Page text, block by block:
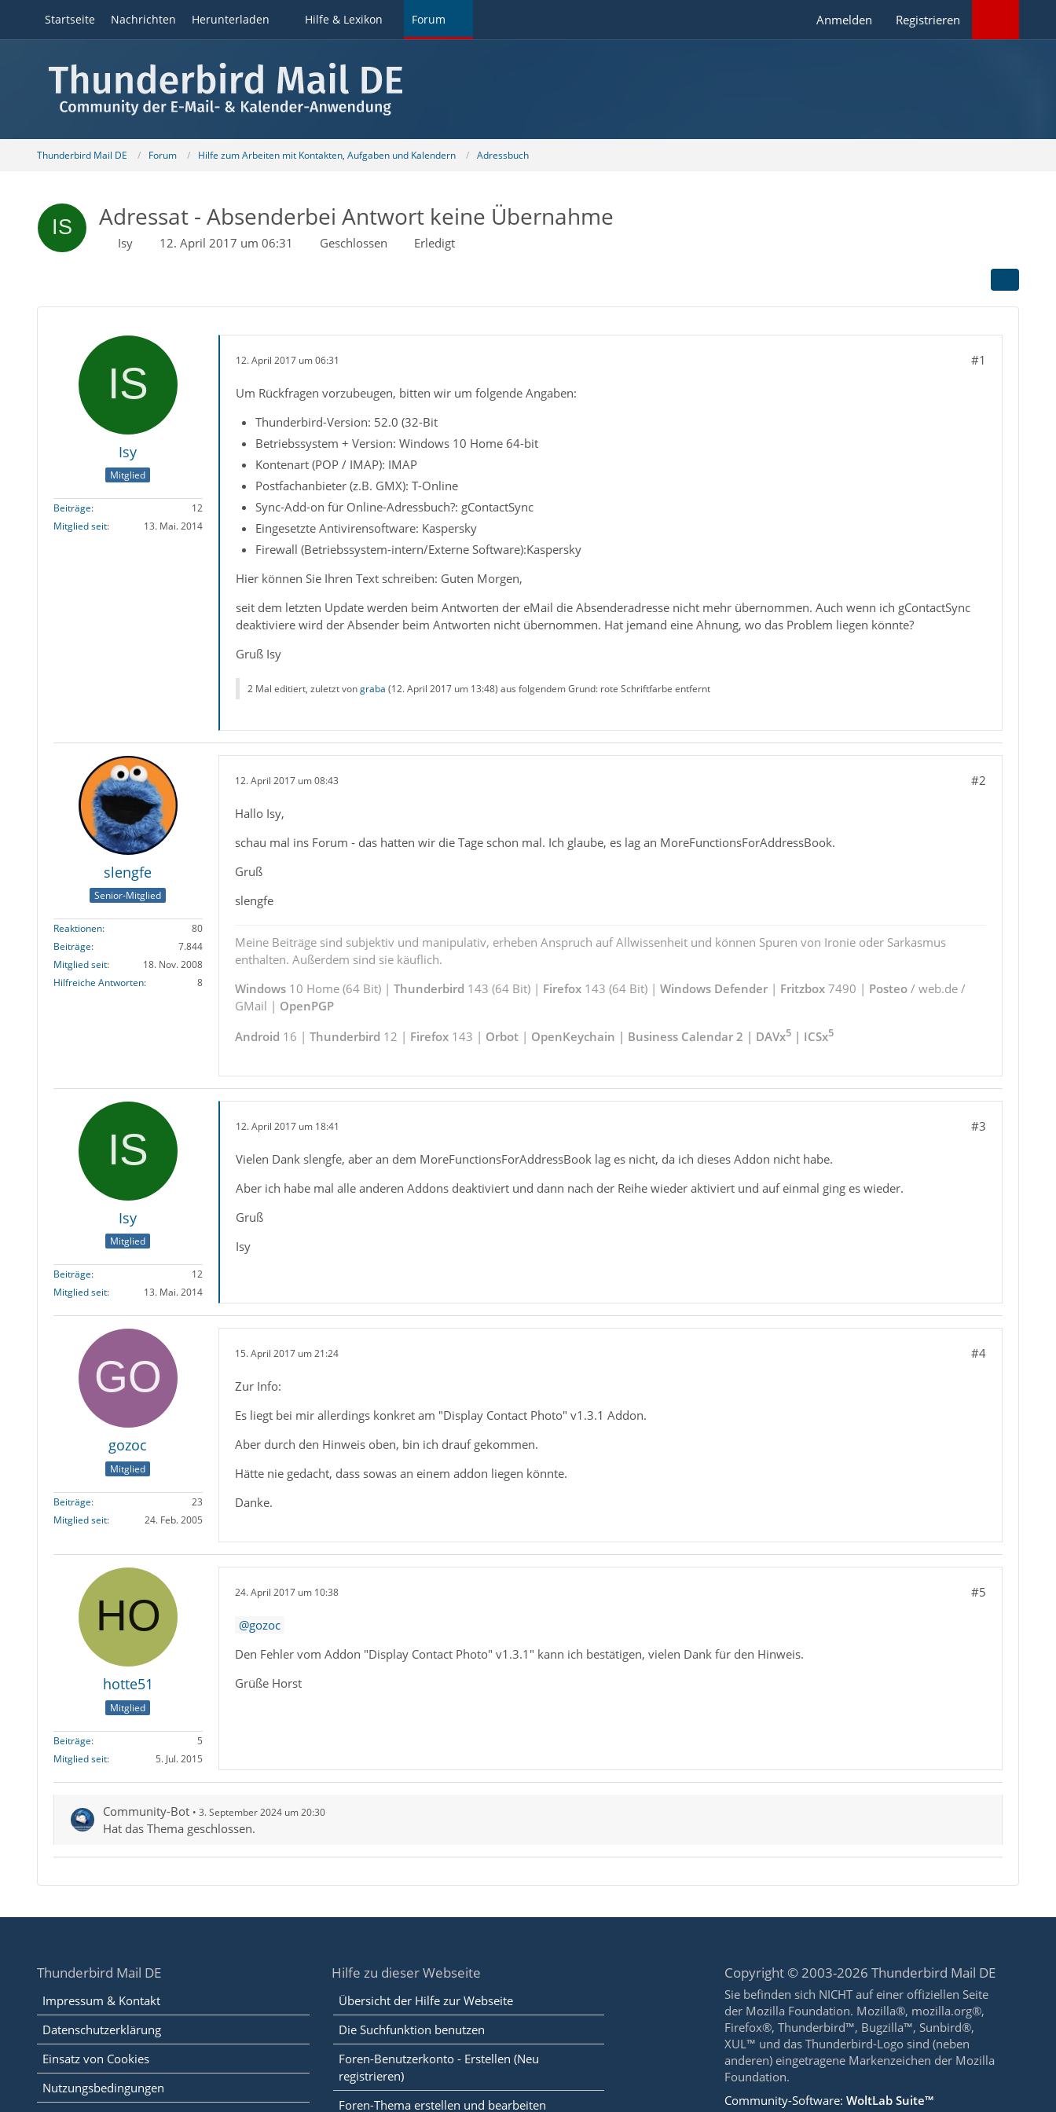
Startseite Nachrichten Herunterladen Hilfe & Lexikon Forum Anmelden Registrieren
Thunderbird Mail DE Forum Hilfe zum Arbeiten mit Kontakten, Aufgaben und Kalendern Adressbuch
Adressat - Absenderbei Antwort keine Übernahme
Isy 12. April 2017 um 06:31 Geschlossen Erledigt
Isy
Mitglied
Beiträge
12
Mitglied seit
13. Mai. 2014
12. April 2017 um 06:31 #1
Um Rückfragen vorzubeugen, bitten wir um folgende Angaben:
Thunderbird-Version: 52.0 (32-Bit
Betriebssystem + Version: Windows 10 Home 64-bit
Kontenart (POP / IMAP): IMAP
Postfachanbieter (z.B. GMX): T-Online
Sync-Add-on für Online-Adressbuch?: gContactSync
Eingesetzte Antivirensoftware: Kaspersky
Firewall (Betriebssystem-intern/Externe Software):Kaspersky
Hier können Sie Ihren Text schreiben: Guten Morgen,
seit dem letzten Update werden beim Antworten der eMail die Absenderadresse nicht mehr übernommen. Auch wenn ich gContactSync
deaktiviere wird der Absender beim Antworten nicht übernommen. Hat jemand eine Ahnung, wo das Problem liegen könnte?
Gruß Isy
2 Mal editiert, zuletzt vongraba (12. April 2017 um 13:48) aus folgendem Grund: rote Schriftfarbe entfernt
slengfe
Senior-Mitglied
Reaktionen
80
Beiträge
7.844
Mitglied seit
18. Nov. 2008
Hilfreiche Antworten
8
12. April 2017 um 08:43 #2
Hallo Isy,
schau mal ins Forum - das hatten wir die Tage schon mal. Ich glaube, es lag an MoreFunctionsForAddressBook.
Gruß
slengfe
Meine Beiträge sind subjektiv und manipulativ, erheben Anspruch auf Allwissenheit und können Spuren von Ironie oder Sarkasmus
enthalten. Außerdem sind sie käuflich.
Windows10 Home (64 Bit) | Thunderbird 143 (64 Bit) | Firefox143 (64 Bit) | Windows Defender| Fritzbox7490 | Posteo/ web.de /
GMail | OpenPGP
Android 16 | Thunderbird 12 | Firefox143 | Orbot| OpenKeychain | Business Calendar 2 | DAVx5| ICSx5
Isy
Mitglied
Beiträge
12
Mitglied seit
13. Mai. 2014
12. April 2017 um 18:41 #3
Vielen Dank slengfe, aber an dem MoreFunctionsForAddressBook lag es nicht, da ich dieses Addon nicht habe.
Aber ich habe mal alle anderen Addons deaktiviert und dann nach der Reihe wieder aktiviert und auf einmal ging es wieder.
Gruß
Isy
gozoc
Mitglied
Beiträge
23
Mitglied seit
24. Feb. 2005
15. April 2017 um 21:24 #4
Zur Info:
Es liegt bei mir allerdings konkret am "Display Contact Photo" v1.3.1 Addon.
Aber durch den Hinweis oben, bin ich drauf gekommen.
Hätte nie gedacht, dass sowas an einem addon liegen könnte.
Danke.
hotte51
Mitglied
Beiträge
5
Mitglied seit
5. Jul. 2015
24. April 2017 um 10:38 #5
gozoc
Den Fehler vom Addon "Display Contact Photo" v1.3.1" kann ich bestätigen, vielen Dank für den Hinweis.
Grüße Horst
Community-Bot 3. September 2024 um 20:30
Hat das Thema geschlossen.
Thunderbird Mail DE
Impressum & Kontakt
Datenschutzerklärung
Einsatz von Cookies
Nutzungsbedingungen
Hilfe zu dieser Webseite
Übersicht der Hilfe zur Webseite
Die Suchfunktion benutzen
Foren-Benutzerkonto - Erstellen (Neu
registrieren)
Foren-Thema erstellen und bearbeiten
Copyright © 2003-2026 Thunderbird Mail DE
Sie befinden sich NICHT auf einer offiziellen Seite
der Mozilla Foundation. Mozilla®, mozilla.org®,
Firefox®, Thunderbird™, Bugzilla™, Sunbird®,
XUL™ und das Thunderbird-Logo sind (neben
anderen) eingetragene Markenzeichen der Mozilla
Foundation.
Community-Software:WoltLab Suite™